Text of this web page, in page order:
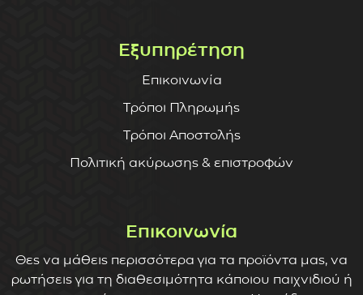
Εξυπηρέτηση
Επικοινωνία
Τρόποι Πληρωμής
Τρόποι Αποστολής
Πολιτική ακύρωσης & επιστροφών
Επικοινωνία
Θες να μάθεις περισσότερα για τα προϊόντα μας, να
ρωτήσεις για τη διαθεσιμότητα κάποιου παιχνιδιού ή